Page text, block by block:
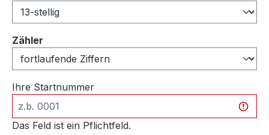
Zähler
Ihre Startnummer
Das Feld ist ein Pflichtfeld.